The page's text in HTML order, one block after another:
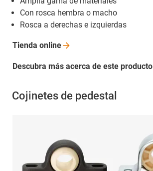
Con rosca hembra o macho
Rosca a derechas e izquierdas
Tienda online
Descubra más acerca de este producto
Cojinetes de pedestal